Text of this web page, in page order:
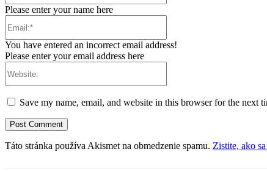
Please enter your name here
You have entered an incorrect email address!
Please enter your email address here
Save my name, email, and website in this browser for the next
Táto stránka používa Akismet na obmedzenie spamu. Zistite, ako